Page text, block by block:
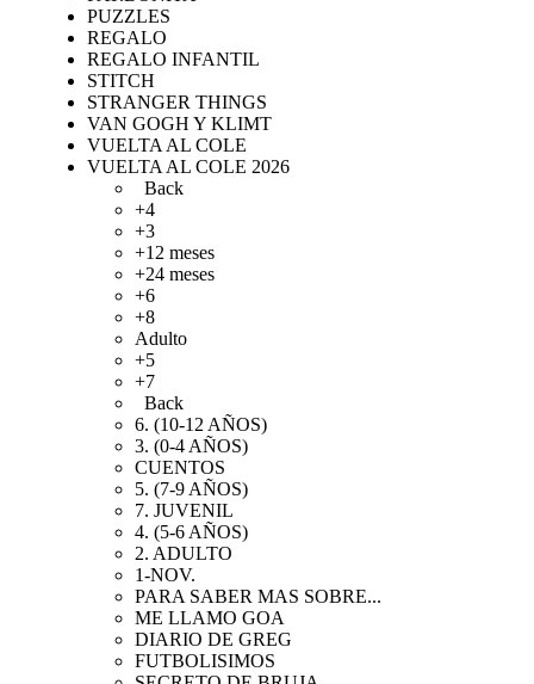
PUZZLES
REGALO
REGALO INFANTIL
STITCH
STRANGER THINGS
VAN GOGH Y KLIMT
VUELTA AL COLE
VUELTA AL COLE 2026
Back
+4
+3
+12 meses
+24 meses
+6
+8
Adulto
+5
+7
Back
6. (10-12 AÑOS)
3. (0-4 AÑOS)
CUENTOS
5. (7-9 AÑOS)
7. JUVENIL
4. (5-6 AÑOS)
2. ADULTO
1-NOV.
PARA SABER MAS SOBRE...
ME LLAMO GOA
DIARIO DE GREG
FUTBOLISIMOS